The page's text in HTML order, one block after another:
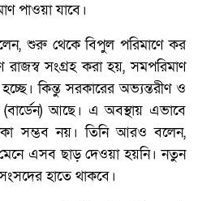
পাওয়া যাবে।
শুরু থেকে বিপুল পরিমাণে কর
রাজস্ব সংগ্রহ করা হয়, সমপরিমাণ
কিন্তু সরকারের অভ্যন্তরীণ ও
আছে। এ অবস্থায় এভাবে
সম্ভব নয়। তিনি আরও বলেন,
এসব ছাড় দেওয়া হয়নি। নতুন
হাতে থাকবে।